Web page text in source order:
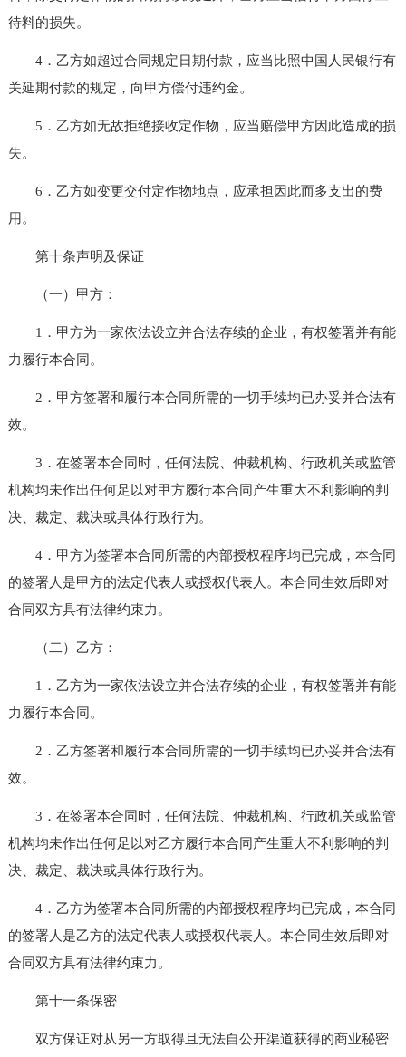
待料的损失。
4．乙方如超过合同规定日期付款，应当比照中国人民银行有
关延期付款的规定，向甲方偿付违约金。
5．乙方如无故拒绝接收定作物，应当赔偿甲方因此造成的损
失。
6．乙方如变更交付定作物地点，应承担因此而多支出的费
用。
第十条声明及保证
（一）甲方：
1．甲方为一家依法设立并合法存续的企业，有权签署并有能
力履行本合同。
2．甲方签署和履行本合同所需的一切手续均已办妥并合法有
效。
3．在签署本合同时，任何法院、仲裁机构、行政机关或监管
机构均未作出任何足以对甲方履行本合同产生重大不利影响的判
决、裁定、裁决或具体行政行为。
4．甲方为签署本合同所需的内部授权程序均已完成，本合同
的签署人是甲方的法定代表人或授权代表人。本合同生效后即对
合同双方具有法律约束力。
（二）乙方：
1．乙方为一家依法设立并合法存续的企业，有权签署并有能
力履行本合同。
2．乙方签署和履行本合同所需的一切手续均已办妥并合法有
效。
3．在签署本合同时，任何法院、仲裁机构、行政机关或监管
机构均未作出任何足以对乙方履行本合同产生重大不利影响的判
决、裁定、裁决或具体行政行为。
4．乙方为签署本合同所需的内部授权程序均已完成，本合同
的签署人是乙方的法定代表人或授权代表人。本合同生效后即对
合同双方具有法律约束力。
第十一条保密
双方保证对从另一方取得且无法自公开渠道获得的商业秘密